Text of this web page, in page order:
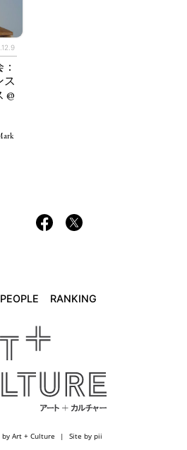
ス
@
PEOPLE RANKING
Art + Culture Site by pii